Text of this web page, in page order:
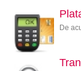
De